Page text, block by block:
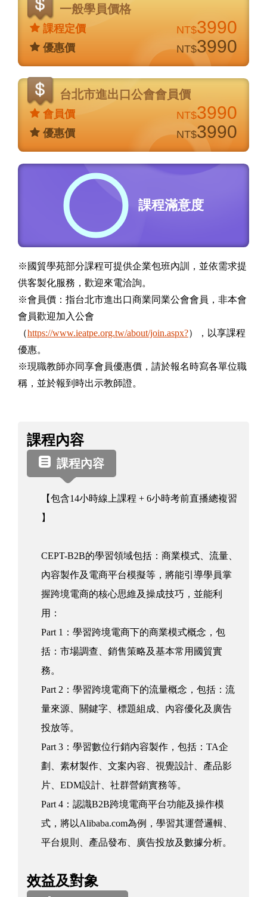
說
一般學員價格
課程定價 NT$3990
優惠價 NT$3990
台北市進出口公會會員價
會員價 NT$3990
優惠價 NT$3990
課程滿意度
※國貿學苑部分課程可提供企業包班內訓，並依需求提
供客製化服務，歡迎來電洽詢。
※會員價：指台北市進出口商業同業公會會員，非本會
會員歡迎加入公會
（https://www.ieatpe.org.tw/about/join.aspx?），以享課程
優惠。
※現職教師亦同享會員優惠價，請於報名時寫各單位職
稱，並於報到時出示教師證。
課
程
資
訊
課程內容
課程內容
【包含14小時線上課程 + 6小時考前直播總複習
】
CEPT-B2B的學習領域包括：商業模式、流量、
內容製作及電商平台模擬等，將能引導學員掌
握跨境電商的核心思維及操成技巧，並能利
用：
Part 1：學習跨境電商下的商業模式概念，包
括：市場調查、銷售策略及基本常用國貿實
務。
Part 2：學習跨境電商下的流量概念，包括：流
量來源、關鍵字、標題組成、內容優化及廣告
投放等。
Part 3：學習數位行銷內容製作，包括：TA企
劃、素材製作、文案內容、視覺設計、產品影
片、EDM設計、社群營銷實務等。
Part 4：認識B2B跨境電商平台功能及操作模
式，將以Alibaba.com為例，學習其運營邏輯、
平台規則、產品發布、廣告投放及數據分析。
效益及對象